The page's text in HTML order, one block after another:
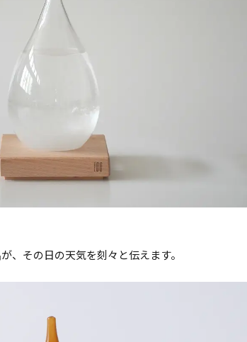
、その日の天気を刻々と伝えます。